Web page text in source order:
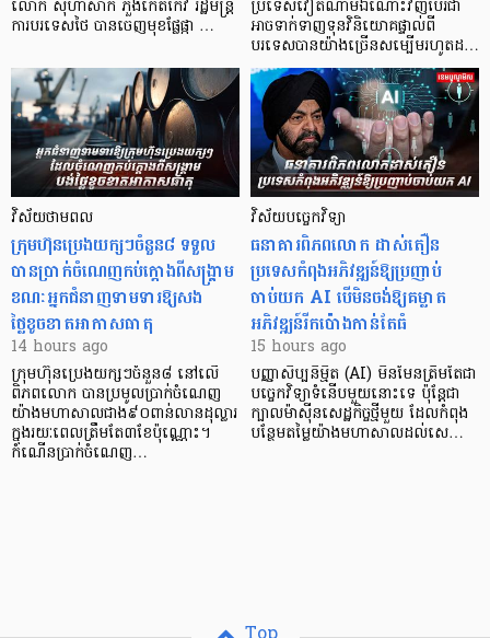
លោក ស៊ីហាសាក់ ភួងកេតកែវ រដ្ឋមន្ត្រី
ការបរទេសថៃ បានចេញមុខផ្លែផ្កា …
ប្រទេសវៀតណាមឯណោះវិញបែរជា
អាចទាក់ទាញទុនវិនិយោគផ្ទាល់ពី
បរទេសបានយ៉ាងច្រើនសម្បើមរហូតដ…
វិស័យថាមពល
ក្រុមហ៊ុនប្រេងយក្សៗចំនួន៨ ទទួល
បានប្រាក់ចំណេញកប់ក្តោងពីសង្គ្រាម
ខណៈអ្នកជំនាញទាមទារឱ្យសង
ថ្លៃខូចខាតអាកាសធាតុ
14 hours ago
ក្រុមហ៊ុនប្រេងយក្សៗចំនួន៨ នៅលើ
ពិភពលោក បានប្រមូលប្រាក់ចំណេញ
យ៉ាងមហាសាលជាង៩០ពាន់លានដុល្លារ
ក្នុងរយៈពេលត្រឹមតែ៣ខែប៉ុណ្ណោះ។
កំណើនប្រាក់ចំណេញ…
វិស័យបច្ចេកវិទ្យា
ធនាគារពិភពលោក ដាស់តឿន
ប្រទេសកំពុងអភិវឌ្ឍន៍ឱ្យប្រញាប់
ចាប់យក AI បើមិនចង់ឱ្យគម្លាត
អភិវឌ្ឍន៍រីកប៉ោងកាន់តែធំ
15 hours ago
បញ្ញាសិប្បនិម្មិត (AI) មិនមែនត្រឹមតែជា
បច្ចេកវិទ្យាទំនើបមួយនោះទេ ប៉ុន្តែជា
ក្បាលម៉ាស៊ីនសេដ្ឋកិច្ចថ្មីមួយ ដែលកំពុង
បន្ថែមតម្លៃយ៉ាងមហាសាលដល់សេ…